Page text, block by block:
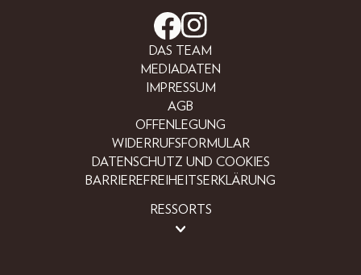
DAS TEAM
MEDIADATEN
IMPRESSUM
AGB
OFFENLEGUNG
WIDERRUFSFORMULAR
DATENSCHUTZ UND COOKIES
BARRIEREFREIHEITSERKLÄRUNG
RESSORTS